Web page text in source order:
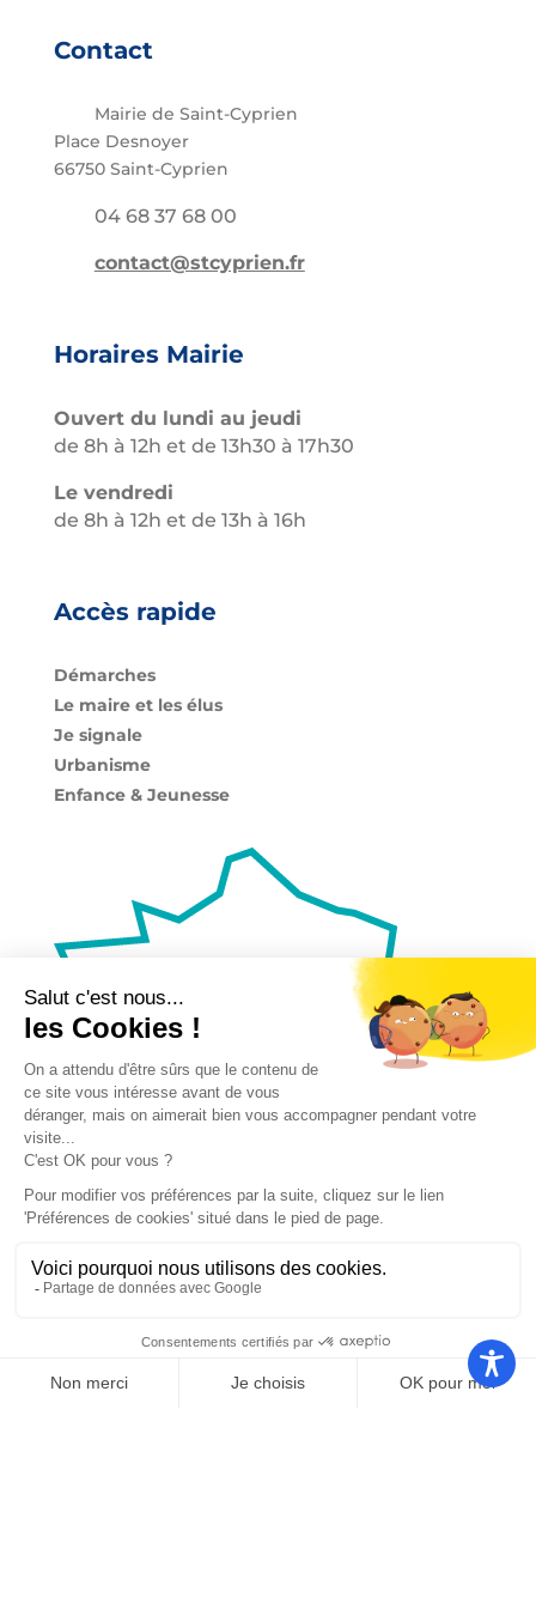
Contact
Mairie de Saint-Cyprien
Place Desnoyer
66750 Saint-Cyprien
04 68 37 68 00
contact@stcyprien.fr
Horaires Mairie
Ouvert du lundi au jeudi
de 8h à 12h et de 13h30 à 17h30
Le vendredi
de 8h à 12h et de 13h à 16h
Accès rapide
Démarches
Le maire et les élus
Je signale
Urbanisme
Enfance & Jeunesse
Nos autres sites